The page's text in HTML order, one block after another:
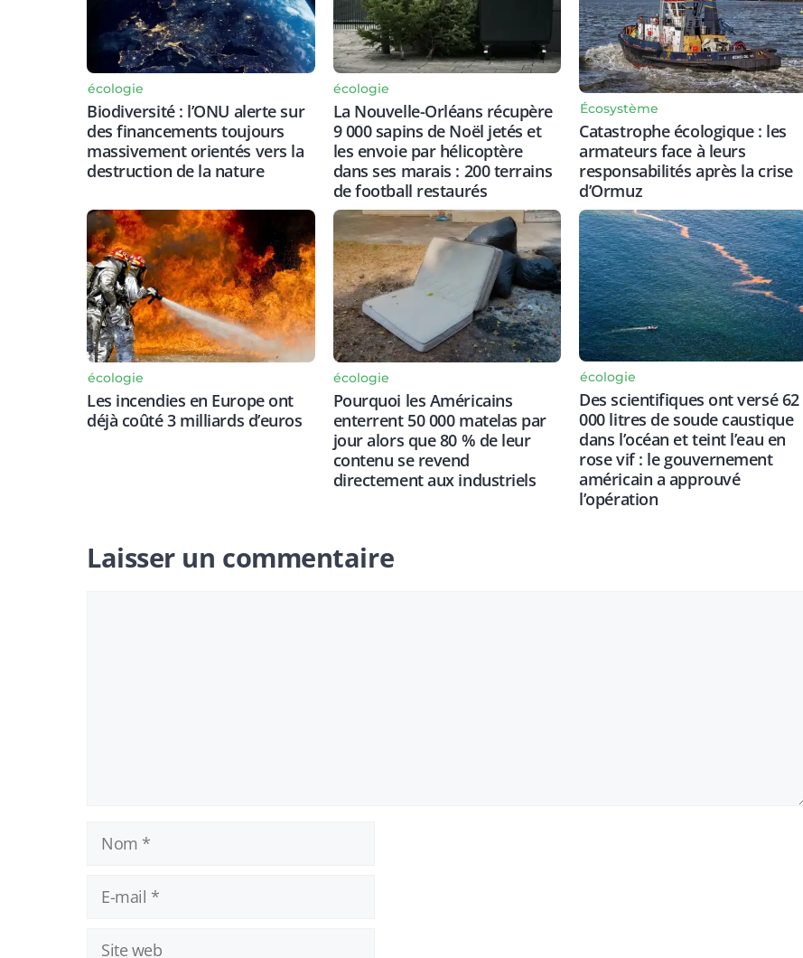
écologie
Biodiversité : l’ONU alerte sur
des financements toujours
massivement orientés vers la
destruction de la nature
écologie
La Nouvelle-Orléans récupère
9 000 sapins de Noël jetés et
les envoie par hélicoptère
dans ses marais : 200 terrains
de football restaurés
Écosystème
Catastrophe écologique : les
armateurs face à leurs
responsabilités après la crise
d’Ormuz
écologie
Les incendies en Europe ont
déjà coûté 3 milliards d’euros
écologie
Pourquoi les Américains
enterrent 50 000 matelas par
jour alors que 80 % de leur
contenu se revend
directement aux industriels
écologie
Des scientifiques ont versé 62
000 litres de soude caustique
dans l’océan et teint l’eau en
rose vif : le gouvernement
américain a approuvé
l’opération
Laisser un commentaire
Nom
mail
Site